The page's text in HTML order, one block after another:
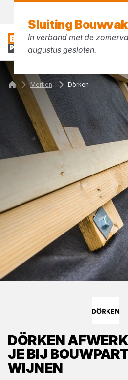
DÖRKEN
JE BIJ
WIJNEN
Merken Dörken
Sluiting Bouwvak
In verband met de
augustus gesloten.